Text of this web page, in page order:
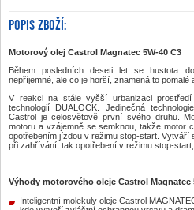
POPIS ZBOŽÍ:
Motorový olej Castrol Magnatec 5W-40 C3
Během posledních deseti let se hustota
nepříjemné, ale co je horší, znamená to
V reakci na stále vyšší urbanizaci
technologií DUALOCK. Jedinečná
Castrol je celosvětově první svého druhu.
motoru a vzájemně se semknou, takže motor
opotřebením jízdou v režimu stop-start. Vytváří
při zahřívání, tak opotřebení v režimu stop-start,
Výhody motorového oleje Castrol Magnatec
Inteligentní molekuly oleje Castrol